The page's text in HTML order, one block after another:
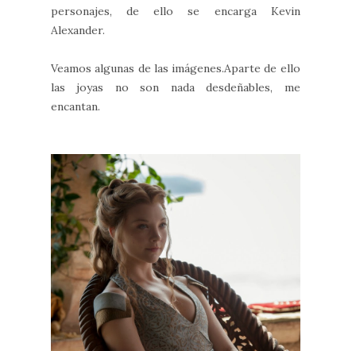
personajes, de ello se encarga Kevin
Alexander.
Veamos algunas de las imágenes.Aparte de ello
las joyas no son nada desdeñables, me
encantan.